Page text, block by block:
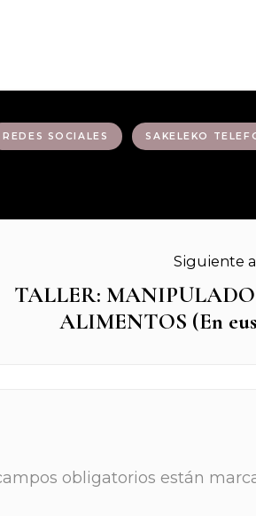
REDES SOCIALES SAKELEKO
Siguiente
Next
TALLER:
ALIMENTOS (En
obligatorios están